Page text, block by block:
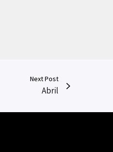
Next Post
Abril